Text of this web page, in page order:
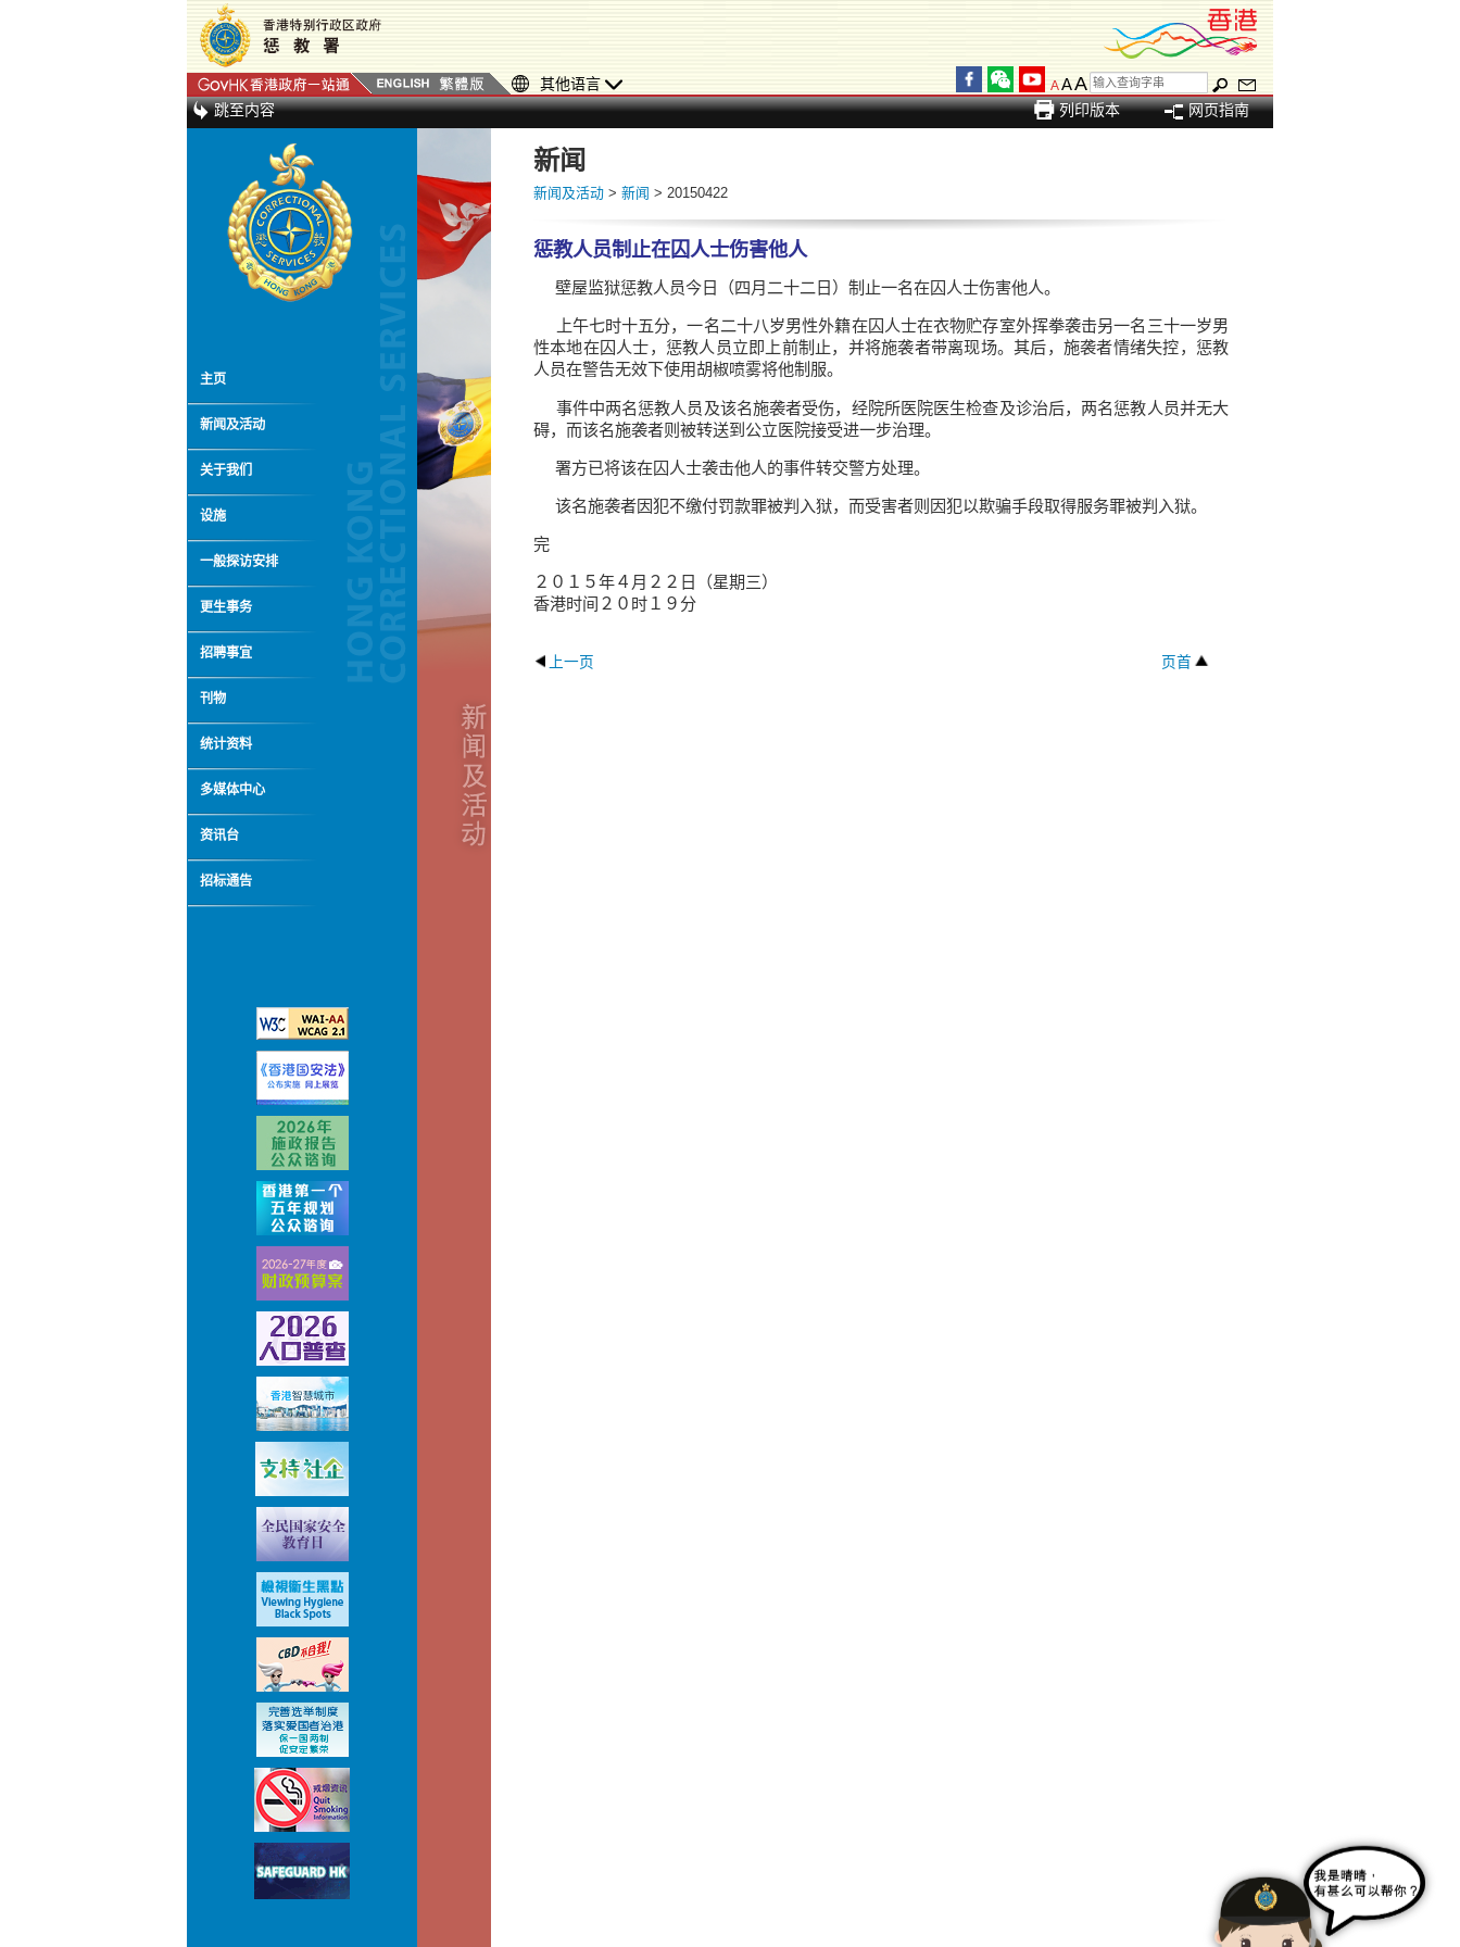
其他语言 AAA
跳至内容 列印版本 网页指南
主页
新闻及活动
关于我们
设施
一般探访安排
更生事务
招聘事宜
刊物
统计资料
多媒体中心
资讯台
招标通告
新闻
新闻及活动 > 新闻 > 20150422
惩教人员制止在囚人士伤害他人
壁屋监狱惩教人员今日（四月二十二日）制止一名在囚人士伤害他人。
上午七时十五分，一名二十八岁男性外籍在囚人士在衣物贮存室外挥拳袭击另一名三十一岁男
性本地在囚人士，惩教人员立即上前制止，并将施袭者带离现场。其后，施袭者情绪失控，惩教
人员在警告无效下使用胡椒喷雾将他制服。
事件中两名惩教人员及该名施袭者受伤，经院所医院医生检查及诊治后，两名惩教人员并无大
碍，而该名施袭者则被转送到公立医院接受进一步治理。
署方已将该在囚人士袭击他人的事件转交警方处理。
该名施袭者因犯不缴付罚款罪被判入狱，而受害者则因犯以欺骗手段取得服务罪被判入狱。
完
２０１５年４月２２日（星期三）
香港时间２０时１９分
上一页 页首